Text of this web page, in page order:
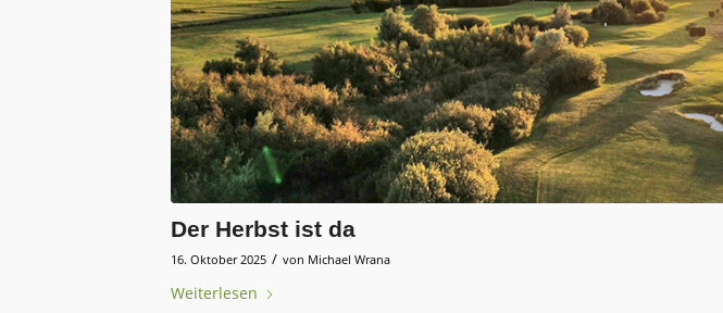
Der Herbst ist da
16. Oktober 2025 / von Michael Wrana
Weiterlesen